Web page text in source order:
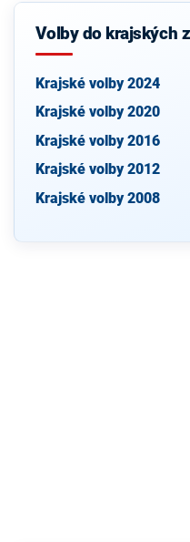
Volby do krajských
Krajské volby 2024
Krajské volby 2020
Krajské volby 2016
Krajské volby 2012
Krajské volby 2008